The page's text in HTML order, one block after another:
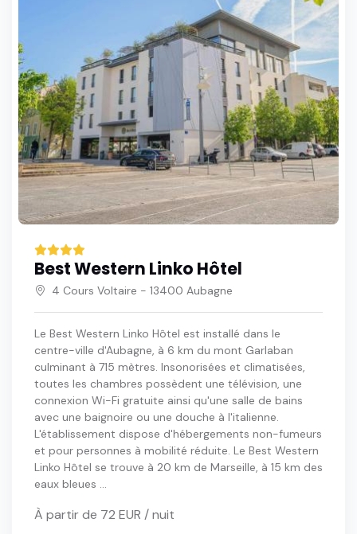
Best Western Linko Hôtel
4 Cours Voltaire - 13400 Aubagne
Le Best Western Linko Hôtel est installé dans le
centre-ville d'Aubagne, à 6 km du mont Garlaban
culminant à 715 mètres. Insonorisées et climatisées,
toutes les chambres possèdent une télévision, une
connexion Wi-Fi gratuite ainsi qu'une salle de bains
avec une baignoire ou une douche à l'italienne.
L'établissement dispose d'hébergements non-fumeurs
et pour personnes à mobilité réduite. Le Best Western
Linko Hôtel se trouve à 20 km de Marseille, à 15 km des
eaux bleues ...
À partir de 72 EUR / nuit